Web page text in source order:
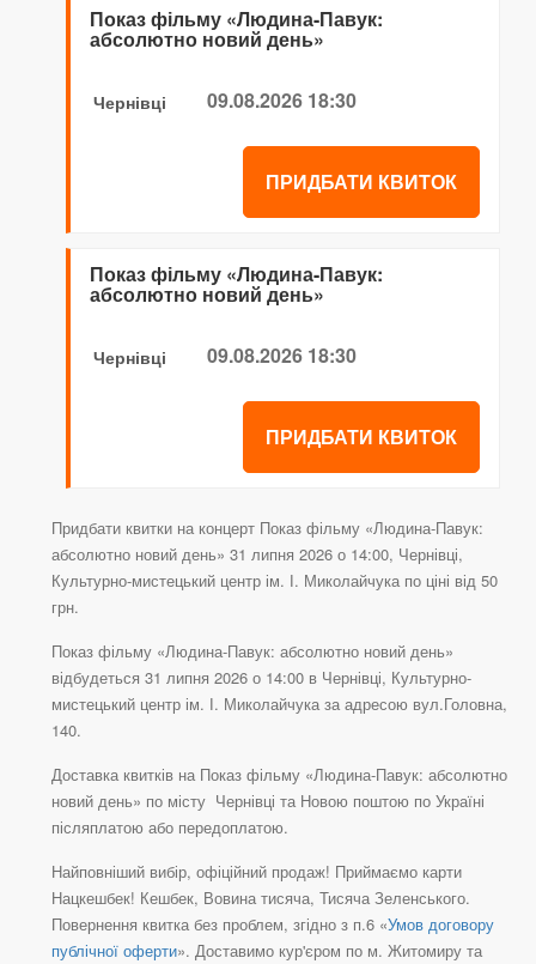
Показ фільму «Людина-Павук:
абсолютно новий день»
Чернівці 09.08.2026 18:30
ПРИДБАТИ КВИТОК
Показ фільму «Людина-Павук:
абсолютно новий день»
Чернівці 09.08.2026 18:30
ПРИДБАТИ КВИТОК
Придбати квитки на концерт Показ фільму «Людина-Павук:
абсолютно новий день» 31 липня 2026 о 14:00, Чернівці,
Культурно-мистецький центр ім. І. Миколайчука по ціні від 50
грн.
Показ фільму «Людина-Павук: абсолютно новий день»
відбудеться 31 липня 2026 о 14:00 в Чернівці, Культурно-
мистецький центр ім. І. Миколайчука за адресою вул.Головна,
140.
Доставка квитків на Показ фільму «Людина-Павук: абсолютно
новий день» по місту Чернівці та Новою поштою по Україні
післяплатою або передоплатою.
Найповніший вибір, офіційний продаж! Приймаємо карти
Нацкешбек! Кешбек, Вовина тисяча, Тисяча Зеленського.
Повернення квитка без проблем, згідно з п.6 «Умов договору
публічної оферти». Доставимо кур'єром по м. Житомиру та